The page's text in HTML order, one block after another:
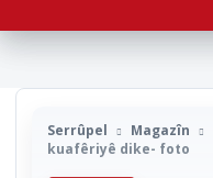
Serrûpel Magazîn
kuafêriyê dike- foto